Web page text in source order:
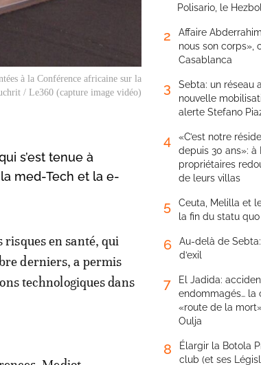
à la Conférence africaine sur la
/ Le360 (capture image vidéo)
s’est tenue à
med-Tech et la e-
en santé, qui
derniers, a permis
technologiques dans
Polisario, le
2
Affaire
nous son corps»,
Casablanca
3
Sebta: un réseau
nouvelle
alerte Stefano
4
«C’est notre
depuis 30 ans»: à
propriétaires
de leurs villas
5
Ceuta, Melilla et
la fin du statu quo
6
Au-delà de
d’exil
7
El Jadida:
endommagés… la
«route de la
Oulja
8
Élargir la Botola
club (et ses